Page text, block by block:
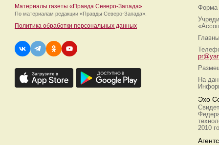
Материалы газеты «Правда Северо-Запада»
По материалам редакции «Правды Северо-Запада».
Политика обработки персональных данных
Форма
На
Эхо
2010